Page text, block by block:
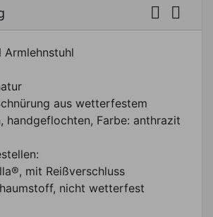
 
Armlehnstuhl
aus wetterfestem
handgeflochten, Farbe: anthrazit
mit Reißverschluss
nicht wetterfest